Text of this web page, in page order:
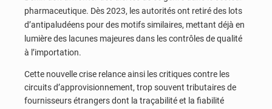
pharmaceutique. Dès 2023, les autorités ont retiré des lots
d’antipaludéens pour des motifs similaires, mettant déjà en
lumière des lacunes majeures dans les contrôles de qualité
à l’importation.
Cette nouvelle crise relance ainsi les critiques contre les
circuits d’approvisionnement, trop souvent tributaires de
fournisseurs étrangers dont la traçabilité et la fiabilité